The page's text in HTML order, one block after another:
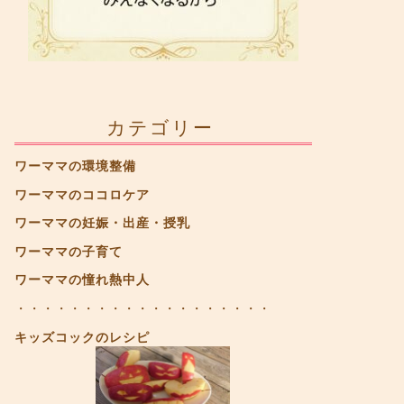
カテゴリー
ワーママの環境整備
ワーママのココロケア
ワーママの妊娠・出産・授乳
ワーママの子育て
ワーママの憧れ熱中人
・・・・・・・・・・・・・・・・・・・
キッズコックのレシピ